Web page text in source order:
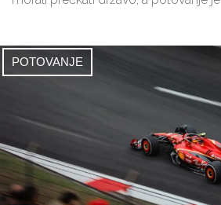
POTOVANJE